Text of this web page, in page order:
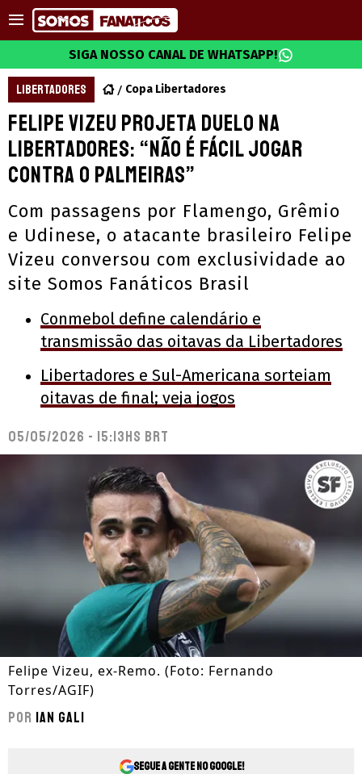
SIGA NOSSO CANAL DE WHATSAPP!
LIBERTADORES Copa Libertadores
Felipe Vizeu projeta duelo na
Libertadores: “Não é fácil jogar
contra o Palmeiras”
Com passagens por Flamengo, Grêmio
e Udinese, o atacante brasileiro Felipe
Vizeu conversou com exclusividade ao
site Somos Fanáticos Brasil
Conmebol define calendário e
transmissão das oitavas da Libertadores
Libertadores e Sul-Americana sorteiam
oitavas de final; veja jogos
05/05/2026 - 15:13hs BRT
Felipe Vizeu, ex-Remo. (Foto: Fernando
Torres/AGIF)
Por Ian Gali
Segue a gente no Google!